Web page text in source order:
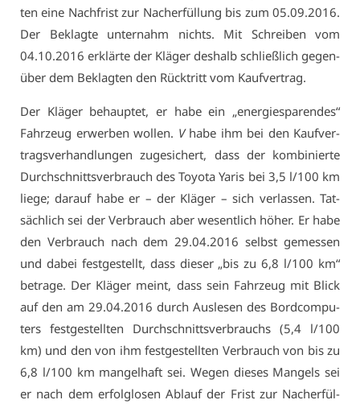
ten ei­ne Nach­frist zur Nach­er­fül­lung bis zum 05.09.2016.
Der Be­klag­te un­ter­nahm nichts. Mit Schrei­ben vom
04.10.2016 er­klär­te der Klä­ger des­halb schließ­lich ge­gen­
über dem Be­klag­ten den Rück­tritt vom Kauf­ver­trag.
Der Klä­ger be­haup­tet, er ha­be ein „en­er­gie­spa­ren­des“
Fahr­zeug er­wer­ben wol­len. Vha­be ihm bei den Kauf­ver­
trags­ver­hand­lun­gen zu­ge­si­chert, dass der kom­bi­nier­te
Durch­schnitts­ver­brauch des To­yo­ta Ya­ris bei 3,5 l/100 km
lie­ge; dar­auf ha­be er – der Klä­ger – sich ver­las­sen. Tat­
säch­lich sei der Ver­brauch aber we­sent­lich hö­her. Er ha­be
den Ver­brauch nach dem 29.04.2016 selbst ge­mes­sen
und da­bei fest­ge­stellt, dass die­ser „bis zu 6,8 l/100 km“
be­tra­ge. Der Klä­ger meint, dass sein Fahr­zeug mit Blick
auf den am 29.04.2016 durch Aus­le­sen des Bord­com­pu­
ters fest­ge­stell­ten Durch­schnitts­ver­brauchs (5,4 l/100
km) und den von ihm fest­ge­stell­ten Ver­brauch von bis zu
6,8 l/100 km man­gel­haft sei. We­gen die­ses Man­gels sei
er nach dem er­folg­lo­sen Ab­lauf der Frist zur Nach­er­fül­